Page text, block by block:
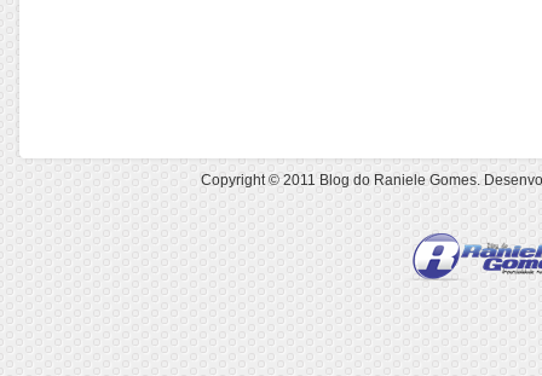
Copyright © 2011Blog do Raniele Gomes.